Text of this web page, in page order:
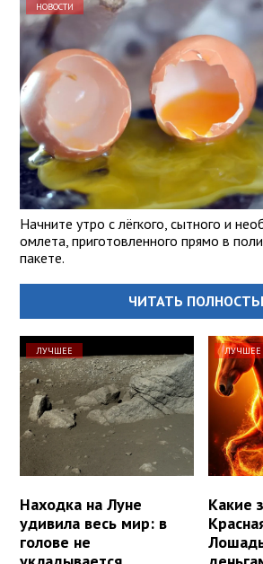
НОВОСТИ
Начните утро с лёгкого, сытного и
омлета, приготовленного прямо в
пакете.
ЧИТАТЬ
ЛУЧШЕЕ
Находка на Луне
удивила весь мир: в
голове не
ЛУЧШЕЕ
Какие